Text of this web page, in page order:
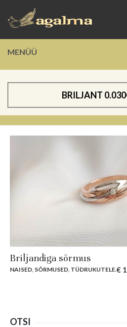
MENÜÜ
BRILJANT
Briljandiga sõrmus
NAISED, SÕRMUSED, TÜDRUKUTELE.€
OTSI